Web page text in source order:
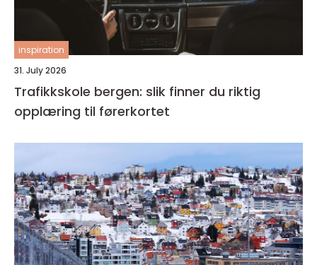
inspiration
31. July 2026
Trafikkskole bergen: slik finner du riktig
opplæring til førerkortet